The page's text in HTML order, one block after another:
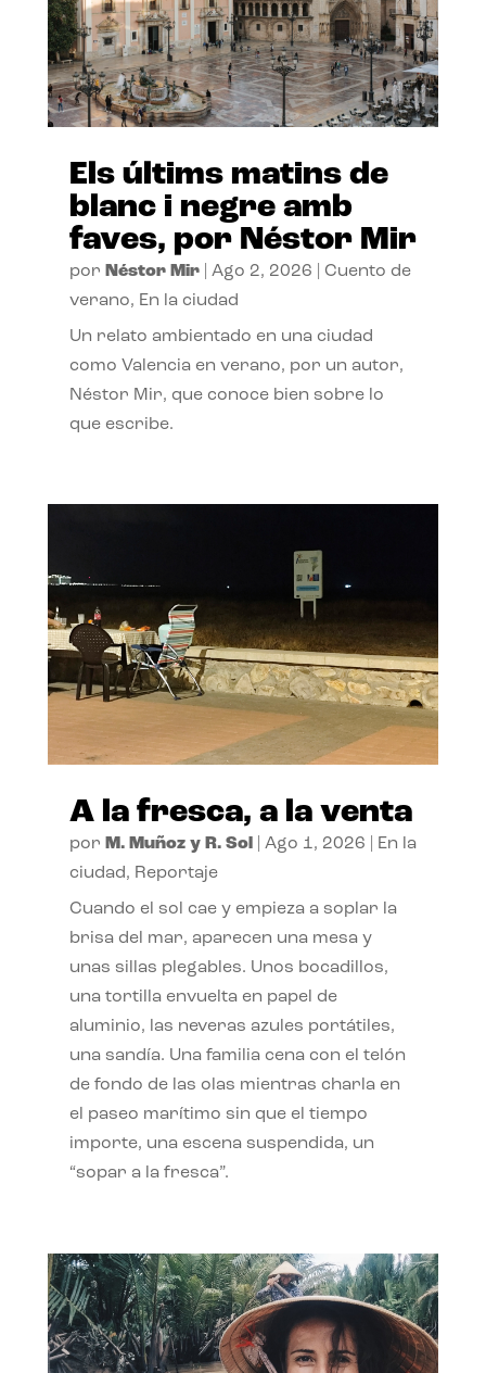
Els últims matins de
blanc i negre amb
faves, por Néstor Mir
por Néstor Mir| Ago 2, 2026
Cuento de
verano, En la ciudad
Un relato ambientado en una ciudad
como Valencia en verano, por un autor,
Néstor Mir, que conoce bien sobre lo
que escribe.
A la fresca, a la venta
por M. Muñoz y R. Sol| Ago 1, 2026
En la
ciudad, Reportaje
Cuando el sol cae y empieza a soplar la
brisa del mar, aparecen una mesa y
unas sillas plegables. Unos bocadillos,
una tortilla envuelta en papel de
aluminio, las neveras azules portátiles,
una sandía. Una familia cena con el telón
de fondo de las olas mientras charla en
el paseo marítimo sin que el tiempo
importe, una escena suspendida, un
“sopar a la fresca”.